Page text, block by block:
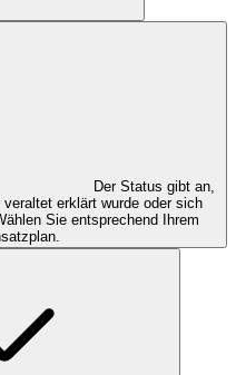
Der Status gibt an,
erklärt wurde oder sich
Sie entsprechend Ihrem